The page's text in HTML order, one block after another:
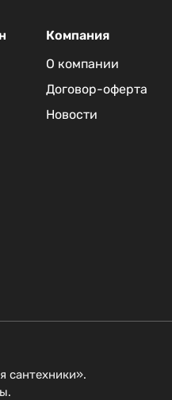
Компания
О компании
Договор-оферта
Новости